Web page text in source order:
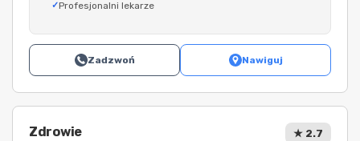
Profesjonalni lekarze
Zadzwoń Nawiguj
Zdrowie ★ 2.7